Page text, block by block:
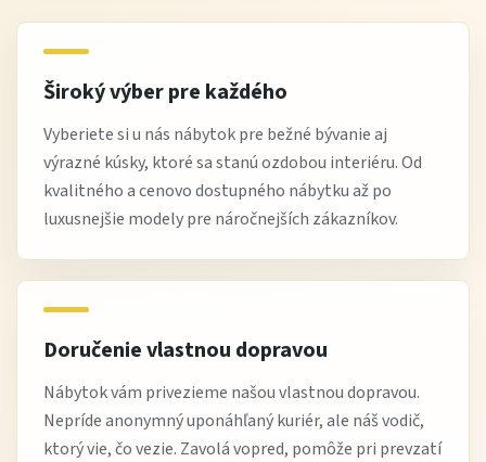
Údržba
pravidelne utierajte prach z povrchov
nepoužívajte agresívne chemikálie
chráňte pred nadmernou vlhkosťou
kontrolujte stabilitu a upevnenie dvierok
Tip od Žltej Haly
obývačky vedľa televízneho stolíka alebo
jedálenského priestoru. Vystavené dekorácie krásne
oživia celý interiér.
Široký výber pre každého
Vyberiete si u nás nábytok pre bežné bývanie aj
výrazné kúsky, ktoré sa stanú ozdobou interiéru. Od
kvalitného a cenovo dostupného nábytku až po
luxusnejšie modely pre náročnejších zákazníkov.
Doručenie vlastnou dopravou
Nábytok vám privezieme našou vlastnou dopravou.
Nepríde anonymný uponáhľaný kuriér, ale náš vodič,
ktorý vie, čo vezie. Zavolá vopred, pomôže pri prevzatí